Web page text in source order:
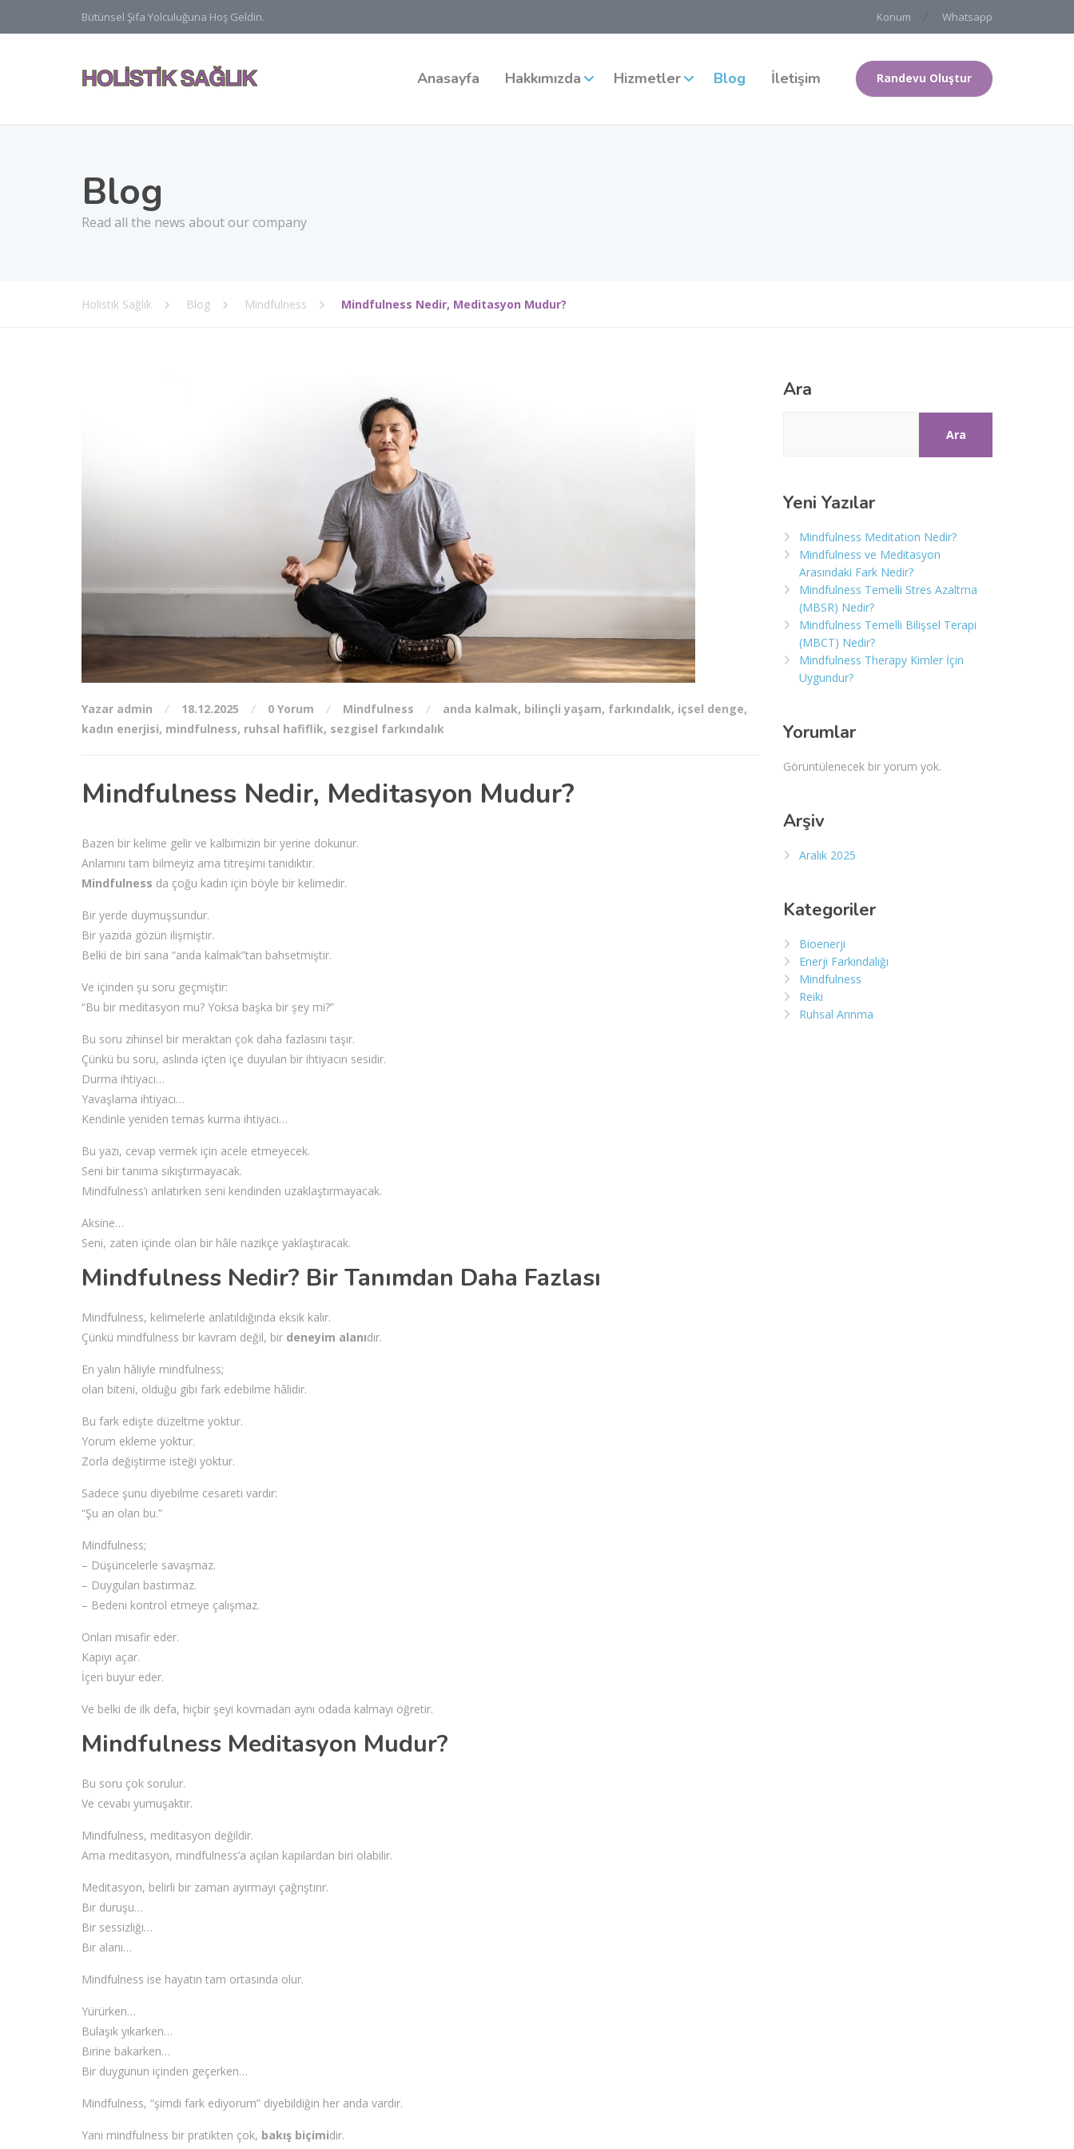
Bütünsel Şifa Yolculuğuna Hoş Geldin. Konum Whatsapp
Anasayfa Hakkımızda Hizmetler Blog İletişim Randevu Oluştur
Blog
Read all the news about our company
Holistik Sağlık Blog Mindfulness Mindfulness Nedir, Meditasyon Mudur?
Yazar admin 18.12.2025 0 Yorum Mindfulness anda kalmak, bilinçli yaşam, farkındalık, içsel denge,
kadın enerjisi, mindfulness, ruhsal hafiflik, sezgisel farkındalık
Mindfulness Nedir, Meditasyon Mudur?
Bazen bir kelime gelir ve kalbimizin bir yerine dokunur.
Anlamını tam bilmeyiz ama titreşimi tanıdıktır.
Mindfulness da çoğu kadın için böyle bir kelimedir.
Bir yerde duymuşsundur.
Bir yazıda gözün ilişmiştir.
Belki de biri sana “anda kalmak”tan bahsetmiştir.
Ve içinden şu soru geçmiştir:
“Bu bir meditasyon mu? Yoksa başka bir şey mi?”
Bu soru zihinsel bir meraktan çok daha fazlasını taşır.
Çünkü bu soru, aslında içten içe duyulan bir ihtiyacın sesidir.
Durma ihtiyacı…
Yavaşlama ihtiyacı…
Kendinle yeniden temas kurma ihtiyacı…
Bu yazı, cevap vermek için acele etmeyecek.
Seni bir tanıma sıkıştırmayacak.
Mindfulness’ı anlatırken seni kendinden uzaklaştırmayacak.
Aksine…
Seni, zaten içinde olan bir hâle nazikçe yaklaştıracak.
Mindfulness Nedir? Bir Tanımdan Daha Fazlası
Mindfulness, kelimelerle anlatıldığında eksik kalır.
Çünkü mindfulness bir kavram değil, bir deneyim alanıdır.
En yalın hâliyle mindfulness;
olan biteni, olduğu gibi fark edebilme hâlidir.
Bu fark edişte düzeltme yoktur.
Yorum ekleme yoktur.
Zorla değiştirme isteği yoktur.
Sadece şunu diyebilme cesareti vardır:
“Şu an olan bu.”
Mindfulness;
– Düşüncelerle savaşmaz.
– Duyguları bastırmaz.
– Bedeni kontrol etmeye çalışmaz.
Onları misafir eder.
Kapıyı açar.
İçeri buyur eder.
Ve belki de ilk defa, hiçbir şeyi kovmadan aynı odada kalmayı öğretir.
Mindfulness Meditasyon Mudur?
Bu soru çok sorulur.
Ve cevabı yumuşaktır.
Mindfulness, meditasyon değildir.
Ama meditasyon, mindfulness’a açılan kapılardan biri olabilir.
Meditasyon, belirli bir zaman ayırmayı çağrıştırır.
Bir duruşu…
Bir sessizliği…
Bir alanı…
Mindfulness ise hayatın tam ortasında olur.
Yürürken…
Bulaşık yıkarken…
Birine bakarken…
Bir duygunun içinden geçerken…
Mindfulness, “şimdi fark ediyorum” diyebildiğin her anda vardır.
Yani mindfulness bir pratikten çok, bakış biçimidir.
Ara
Ara
Yeni Yazılar
Mindfulness Meditation Nedir?
Mindfulness ve Meditasyon
Arasındaki Fark Nedir?
Mindfulness Temelli Stres Azaltma
(MBSR) Nedir?
Mindfulness Temelli Bilişsel Terapi
(MBCT) Nedir?
Mindfulness Therapy Kimler İçin
Uygundur?
Yorumlar
Görüntülenecek bir yorum yok.
Arşiv
Aralık 2025
Kategoriler
Bioenerji
Enerji Farkındalığı
Mindfulness
Reiki
Ruhsal Arınma